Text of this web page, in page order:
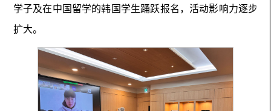
学子及在中国留学的韩国学生踊跃报名，活动影响力逐步
扩大。